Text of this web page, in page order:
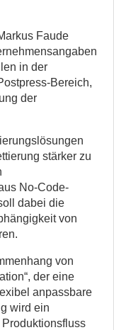
Faude
in der
Bereich,
der
stärker zu
No-Code-
dabei die
von
von
der eine
anpassbare
wird ein